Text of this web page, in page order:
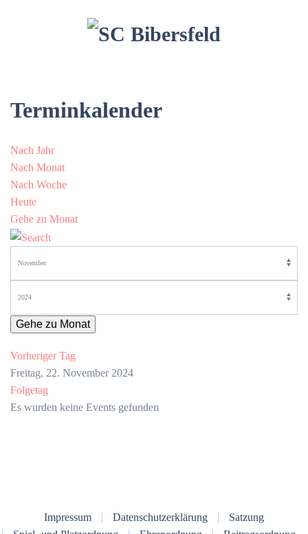
Terminkalender
Nach Jahr
Nach Monat
Nach Woche
Heute
Gehe zu Monat
Gehe zu Monat
Vorheriger Tag
Freitag, 22. November 2024
Folgetag
Es wurden keine Events gefunden
Impressum Datenschutzerklärung
Satzung